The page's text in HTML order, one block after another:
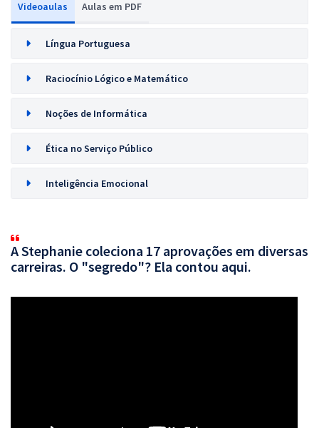
Videoaulas Aulas em PDF
Língua Portuguesa
Raciocínio Lógico e Matemático
Noções de Informática
Ética no Serviço Público
Inteligência Emocional
A Stephanie coleciona 17 aprovações em diversas
carreiras. O "segredo"? Ela contou aqui.